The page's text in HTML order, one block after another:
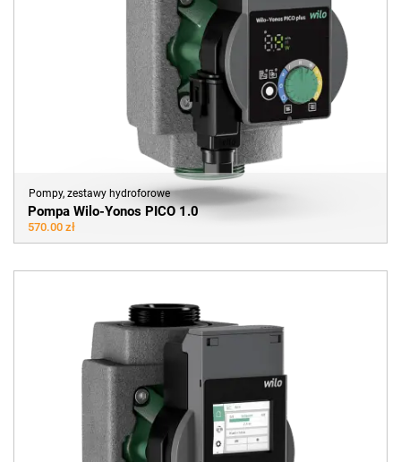
Pompy, zestawy hydroforowe
Pompa Wilo-Yonos PICO 1.0
570.00 zł